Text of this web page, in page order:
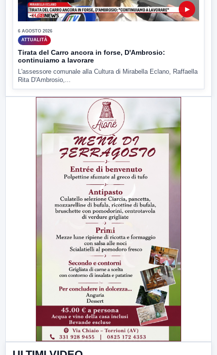
▶
6 AGOSTO 2026
ATTUALITÀ
Tirata del Carro ancora in forse, D'Ambrosio:
continuiamo a lavorare
L'assessore comunale alla Cultura di Mirabella Eclano, Raffaella
Rita D'Ambrosio,...